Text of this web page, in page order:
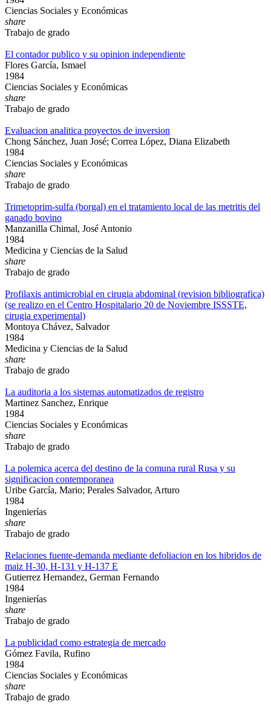
Ciencias Sociales y Económicas
share
Trabajo de grado
El contador publico y su opinion independiente
Flores García, Ismael
1984
Ciencias Sociales y Económicas
share
Trabajo de grado
Evaluacion analitica proyectos de inversion
Chong Sánchez, Juan José; Correa López, Diana Elizabeth
1984
Ciencias Sociales y Económicas
share
Trabajo de grado
Trimetoprim-sulfa (borgal) en el tratamiento local de las metritis del
ganado bovino
Manzanilla Chimal, José Antonio
1984
Medicina y Ciencias de la Salud
share
Trabajo de grado
Profilaxis antimicrobial en cirugia abdominal (revision bibliografica)
(se realizo en el Centro Hospitalario 20 de Noviembre ISSSTE,
cirugia experimental)
Montoya Chávez, Salvador
1984
Medicina y Ciencias de la Salud
share
Trabajo de grado
La auditoria a los sistemas automatizados de registro
Martinez Sanchez, Enrique
1984
Ciencias Sociales y Económicas
share
Trabajo de grado
La polemica acerca del destino de la comuna rural Rusa y su
significacion contemporanea
Uribe García, Mario; Perales Salvador, Arturo
1984
Ingenierías
share
Trabajo de grado
Relaciones fuente-demanda mediante defoliacion en los hibridos de
maiz H-30, H-131 y H-137 E
Gutierrez Hernandez, German Fernando
1984
Ingenierías
share
Trabajo de grado
La publicidad como estrategia de mercado
Gómez Favila, Rufino
1984
Ciencias Sociales y Económicas
share
Trabajo de grado